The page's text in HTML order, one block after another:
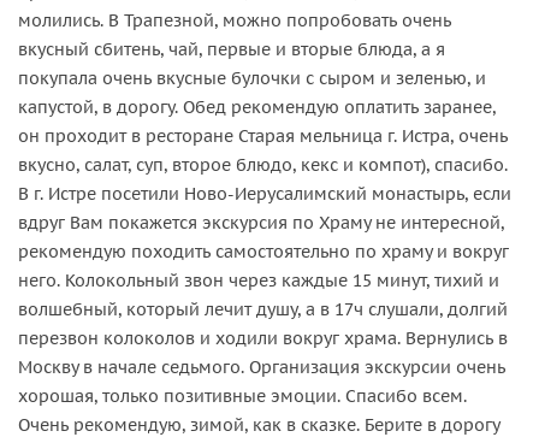
молились. В Трапезной, можно попробовать очень
вкусный сбитень, чай, первые и вторые блюда, а я
покупала очень вкусные булочки с сыром и зеленью, и
капустой, в дорогу. Обед рекомендую оплатить заранее,
он проходит в ресторане Старая мельница г. Истра, очень
вкусно, салат, суп, второе блюдо, кекс и компот), спасибо.
В г. Истре посетили Ново-Иерусалимский монастырь, если
вдруг Вам покажется экскурсия по Храму не интересной,
рекомендую походить самостоятельно по храму и вокруг
него. Колокольный звон через каждые 15 минут, тихий и
волшебный, который лечит душу, а в 17ч слушали, долгий
перезвон колоколов и ходили вокруг храма. Вернулись в
Москву в начале седьмого. Организация экскурсии очень
хорошая, только позитивные эмоции. Спасибо всем.
Очень рекомендую, зимой, как в сказке. Берите в дорогу